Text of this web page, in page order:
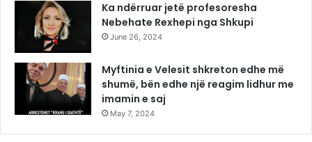
Ka ndërruar jetë profesoresha
Nebehate Rexhepi nga Shkupi
June 26, 2024
Myftinia e Velesit shkreton edhe më
shumë, bën edhe një reagim lidhur me
imamin e saj
May 7, 2024